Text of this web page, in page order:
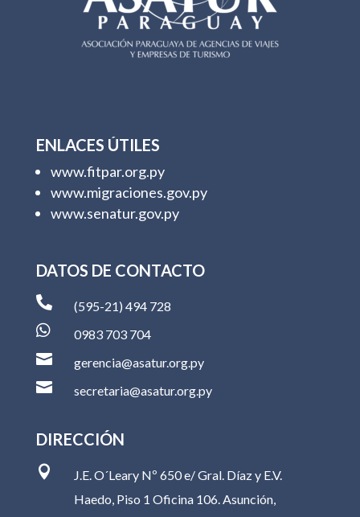
ENLACES ÚTILES
www.fitpar.org.py
www.migraciones.gov.py
www.senatur.gov.py
DATOS DE CONTACTO
 (595-21) 494 728
 0983 703 704
 gerencia@asatur.org.py
 secretaria@asatur.org.py
DIRECCIÓN

J.E. O´Leary Nº 650 e/ Gral. Díaz y E.V.
Haedo, Piso 1 Oficina 106. Asunción,